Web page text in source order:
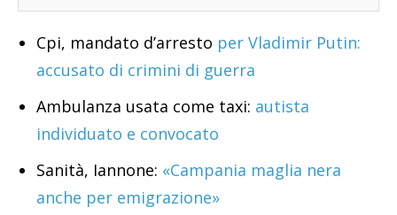
Cpi, mandato d’arresto per Vladimir Putin:
accusato di crimini di guerra
Ambulanza usata come taxi: autista
individuato e convocato
Sanità, Iannone: «Campania maglia nera
anche per emigrazione»